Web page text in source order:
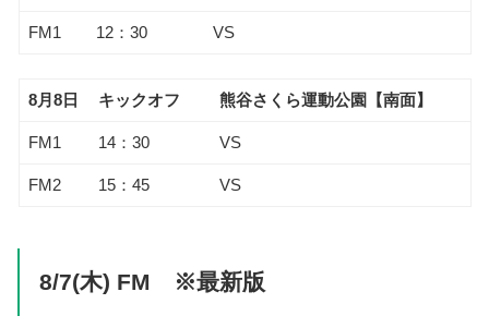
FM1 12：30 VS
8月8日 キックオフ 熊谷さくら運動公園【南面】
FM1 14：30 VS
FM2 15：45 VS
8/7(木) FM ※最新版